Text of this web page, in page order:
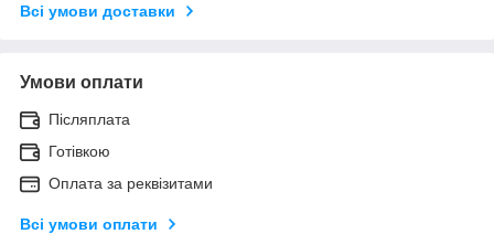
Всі умови доставки
Умови оплати
Післяплата
Готівкою
Оплата за реквізитами
Всі умови оплати